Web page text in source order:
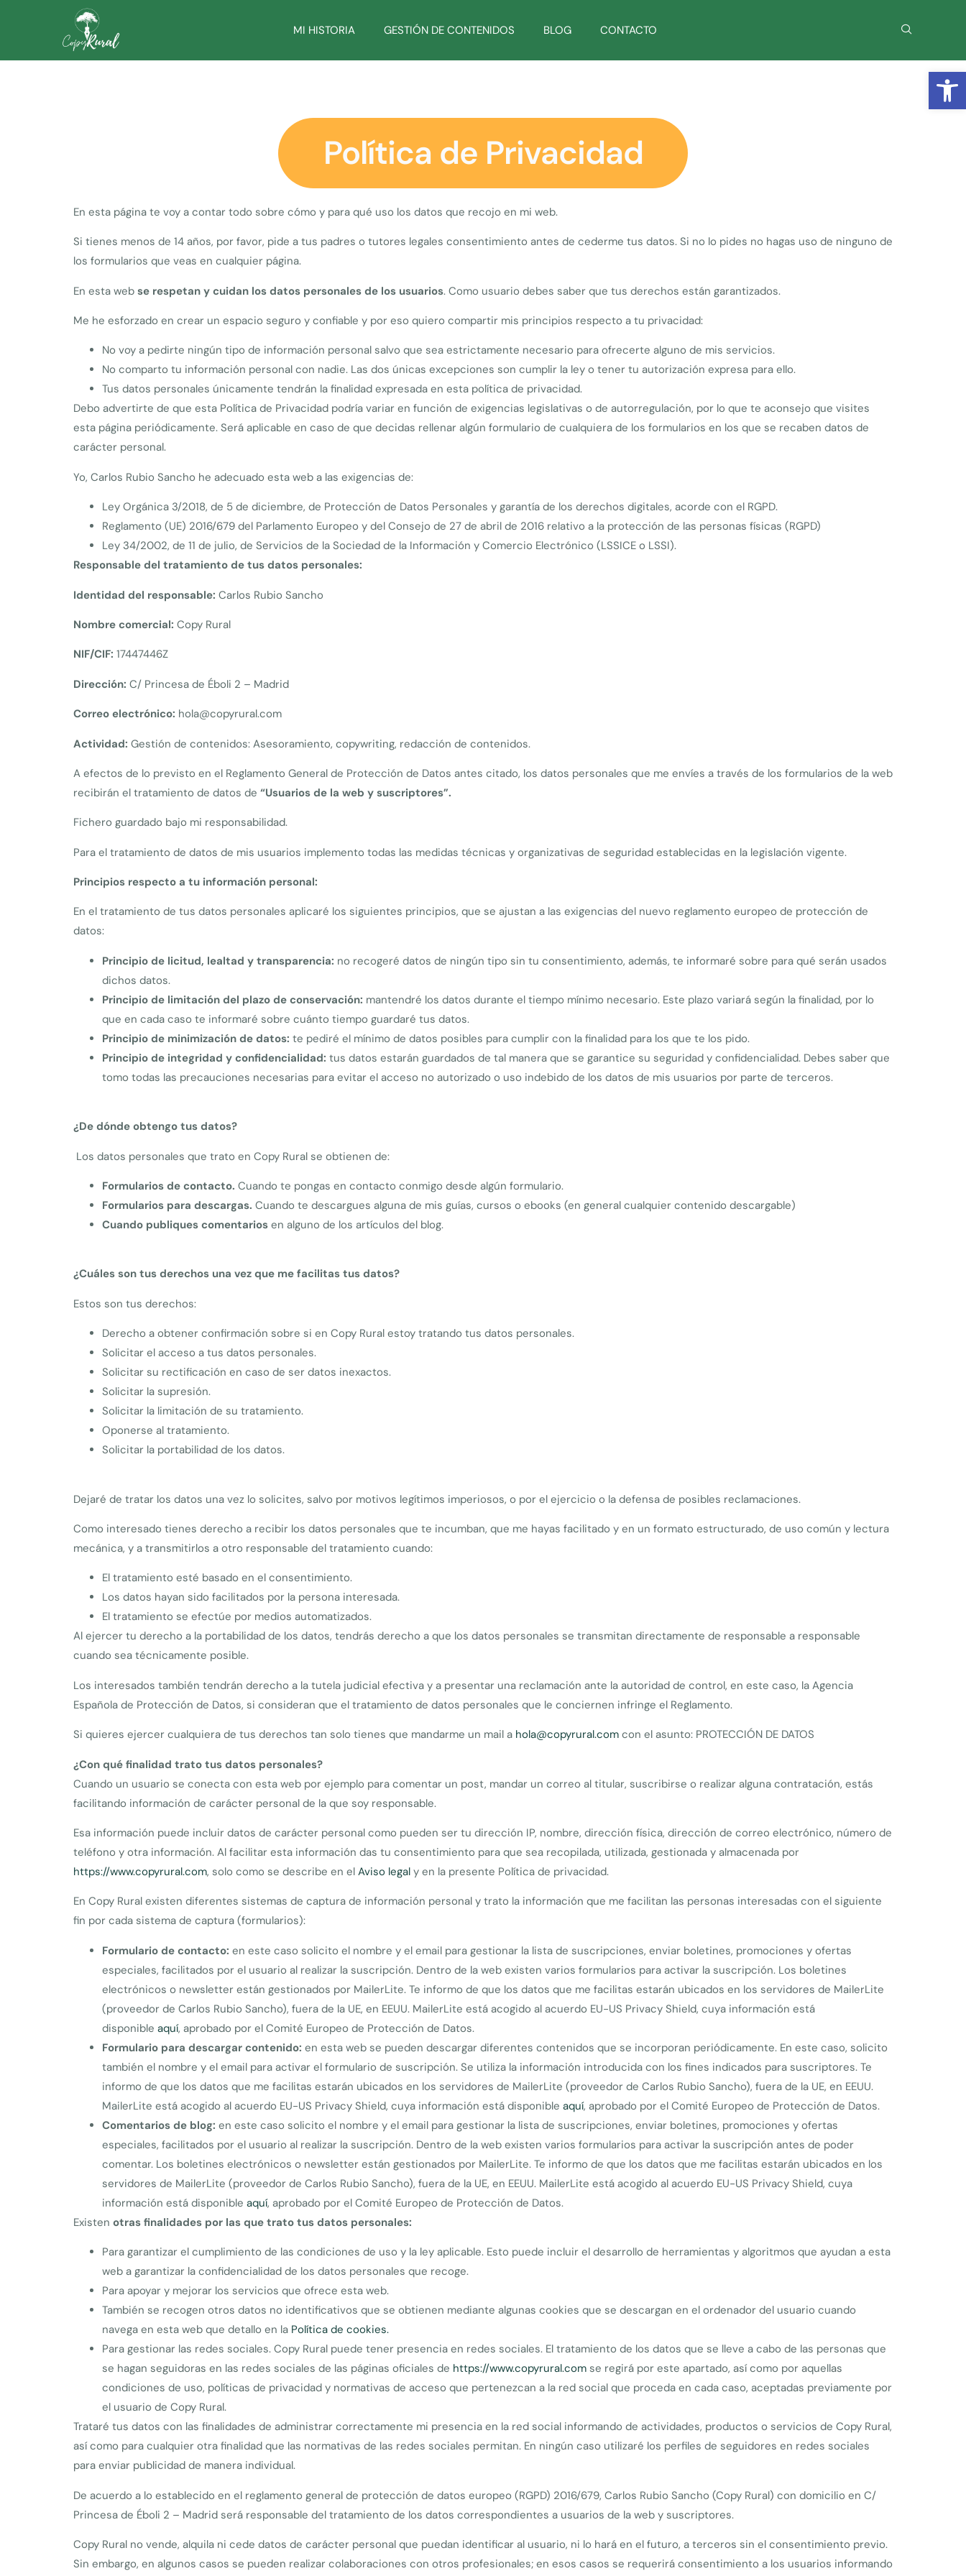
Abrir
MI HISTORIA GESTIÓN DE CONTENIDOS BLOG CONTACTO
Política de Privacidad
En esta página te voy a contar todo sobre cómo y para qué uso los datos que recojo en mi web.
Si tienes menos de 14 años, por favor, pide a tus padres o tutores legales consentimiento antes de cederme tus datos. Si no lo pides no hagas uso de ninguno de
los formularios que veas en cualquier página.
En esta web se respetan y cuidan los datos personales de los usuarios. Como usuario debes saber que tus derechos están garantizados.
Me he esforzado en crear un espacio seguro y confiable y por eso quiero compartir mis principios respecto a tu privacidad:
No voy a pedirte ningún tipo de información personal salvo que sea estrictamente necesario para ofrecerte alguno de mis servicios.
No comparto tu información personal con nadie. Las dos únicas excepciones son cumplir la ley o tener tu autorización expresa para ello.
Tus datos personales únicamente tendrán la finalidad expresada en esta política de privacidad.
Debo advertirte de que esta Política de Privacidad podría variar en función de exigencias legislativas o de autorregulación, por lo que te aconsejo que visites
esta página periódicamente. Será aplicable en caso de que decidas rellenar algún formulario de cualquiera de los formularios en los que se recaben datos de
carácter personal.
Yo, Carlos Rubio Sancho he adecuado esta web a las exigencias de:
Ley Orgánica 3/2018, de 5 de diciembre, de Protección de Datos Personales y garantía de los derechos digitales, acorde con el RGPD.
Reglamento (UE) 2016/679 del Parlamento Europeo y del Consejo de 27 de abril de 2016 relativo a la protección de las personas físicas (RGPD)
Ley 34/2002, de 11 de julio, de Servicios de la Sociedad de la Información y Comercio Electrónico (LSSICE o LSSI).
Responsable del tratamiento de tus datos personales:
Identidad del responsable: Carlos Rubio Sancho
Nombre comercial: Copy Rural
NIF/CIF: 17447446Z
Dirección: C/ Princesa de Éboli 2 – Madrid
Correo electrónico: hola@copyrural.com
Actividad: Gestión de contenidos: Asesoramiento, copywriting, redacción de contenidos.
A efectos de lo previsto en el Reglamento General de Protección de Datos antes citado, los datos personales que me envíes a través de los formularios de la web
recibirán el tratamiento de datos de “Usuarios de la web y suscriptores”.
Fichero guardado bajo mi responsabilidad.
Para el tratamiento de datos de mis usuarios implemento todas las medidas técnicas y organizativas de seguridad establecidas en la legislación vigente.
Principios respecto a tu información personal:
En el tratamiento de tus datos personales aplicaré los siguientes principios, que se ajustan a las exigencias del nuevo reglamento europeo de protección de
datos:
Principio de licitud, lealtad y transparencia: no recogeré datos de ningún tipo sin tu consentimiento, además, te informaré sobre para qué serán usados
dichos datos.
Principio de limitación del plazo de conservación: mantendré los datos durante el tiempo mínimo necesario. Este plazo variará según la finalidad, por lo
que en cada caso te informaré sobre cuánto tiempo guardaré tus datos.
Principio de minimización de datos: te pediré el mínimo de datos posibles para cumplir con la finalidad para los que te los pido.
Principio de integridad y confidencialidad: tus datos estarán guardados de tal manera que se garantice su seguridad y confidencialidad. Debes saber que
tomo todas las precauciones necesarias para evitar el acceso no autorizado o uso indebido de los datos de mis usuarios por parte de terceros.
¿De dónde obtengo tus datos?
Los datos personales que trato en Copy Rural se obtienen de:
Formularios de contacto. Cuando te pongas en contacto conmigo desde algún formulario.
Formularios para descargas. Cuando te descargues alguna de mis guías, cursos o ebooks (en general cualquier contenido descargable)
Cuando publiques comentarios en alguno de los artículos del blog.
¿Cuáles son tus derechos una vez que me facilitas tus datos?
Estos son tus derechos:
Derecho a obtener confirmación sobre si en Copy Rural estoy tratando tus datos personales.
Solicitar el acceso a tus datos personales.
Solicitar su rectificación en caso de ser datos inexactos.
Solicitar la supresión.
Solicitar la limitación de su tratamiento.
Oponerse al tratamiento.
Solicitar la portabilidad de los datos.
Dejaré de tratar los datos una vez lo solicites, salvo por motivos legítimos imperiosos, o por el ejercicio o la defensa de posibles reclamaciones.
Como interesado tienes derecho a recibir los datos personales que te incumban, que me hayas facilitado y en un formato estructurado, de uso común y lectura
mecánica, y a transmitirlos a otro responsable del tratamiento cuando:
El tratamiento esté basado en el consentimiento.
Los datos hayan sido facilitados por la persona interesada.
El tratamiento se efectúe por medios automatizados.
Al ejercer tu derecho a la portabilidad de los datos, tendrás derecho a que los datos personales se transmitan directamente de responsable a responsable
cuando sea técnicamente posible.
Los interesados también tendrán derecho a la tutela judicial efectiva y a presentar una reclamación ante la autoridad de control, en este caso, la Agencia
Española de Protección de Datos, si consideran que el tratamiento de datos personales que le conciernen infringe el Reglamento.
Si quieres ejercer cualquiera de tus derechos tan solo tienes que mandarme un mail a hola@copyrural.com con el asunto: PROTECCIÓN DE DATOS
¿Con qué finalidad trato tus datos personales?
Cuando un usuario se conecta con esta web por ejemplo para comentar un post, mandar un correo al titular, suscribirse o realizar alguna contratación, estás
facilitando información de carácter personal de la que soy responsable.
Esa información puede incluir datos de carácter personal como pueden ser tu dirección IP, nombre, dirección física, dirección de correo electrónico, número de
teléfono y otra información. Al facilitar esta información das tu consentimiento para que sea recopilada, utilizada, gestionada y almacenada por
https://www.copyrural.com, solo como se describe en el Aviso legal y en la presente Política de privacidad.
En Copy Rural existen diferentes sistemas de captura de información personal y trato la información que me facilitan las personas interesadas con el siguiente
fin por cada sistema de captura (formularios):
Formulario de contacto: en este caso solicito el nombre y el email para gestionar la lista de suscripciones, enviar boletines, promociones y ofertas
especiales, facilitados por el usuario al realizar la suscripción. Dentro de la web existen varios formularios para activar la suscripción. Los boletines
electrónicos o newsletter están gestionados por MailerLite. Te informo de que los datos que me facilitas estarán ubicados en los servidores de MailerLite
(proveedor de Carlos Rubio Sancho), fuera de la UE, en EEUU. MailerLite está acogido al acuerdo EU-US Privacy Shield, cuya información está
disponible aquí, aprobado por el Comité Europeo de Protección de Datos.
Formulario para descargar contenido: en esta web se pueden descargar diferentes contenidos que se incorporan periódicamente. En este caso, solicito
también el nombre y el email para activar el formulario de suscripción. Se utiliza la información introducida con los fines indicados para suscriptores. Te
informo de que los datos que me facilitas estarán ubicados en los servidores de MailerLite (proveedor de Carlos Rubio Sancho), fuera de la UE, en EEUU.
MailerLite está acogido al acuerdo EU-US Privacy Shield, cuya información está disponible aquí, aprobado por el Comité Europeo de Protección de Datos.
Comentarios de blog: en este caso solicito el nombre y el email para gestionar la lista de suscripciones, enviar boletines, promociones y ofertas
especiales, facilitados por el usuario al realizar la suscripción. Dentro de la web existen varios formularios para activar la suscripción antes de poder
comentar. Los boletines electrónicos o newsletter están gestionados por MailerLite. Te informo de que los datos que me facilitas estarán ubicados en los
servidores de MailerLite (proveedor de Carlos Rubio Sancho), fuera de la UE, en EEUU. MailerLite está acogido al acuerdo EU-US Privacy Shield, cuya
información está disponible aquí, aprobado por el Comité Europeo de Protección de Datos.
Existen otras finalidades por las que trato tus datos personales:
Para garantizar el cumplimiento de las condiciones de uso y la ley aplicable. Esto puede incluir el desarrollo de herramientas y algoritmos que ayudan a esta
web a garantizar la confidencialidad de los datos personales que recoge.
Para apoyar y mejorar los servicios que ofrece esta web.
También se recogen otros datos no identificativos que se obtienen mediante algunas cookies que se descargan en el ordenador del usuario cuando
navega en esta web que detallo en la Política de cookies.
Para gestionar las redes sociales. Copy Rural puede tener presencia en redes sociales. El tratamiento de los datos que se lleve a cabo de las personas que
se hagan seguidoras en las redes sociales de las páginas oficiales de https://www.copyrural.com se regirá por este apartado, así como por aquellas
condiciones de uso, políticas de privacidad y normativas de acceso que pertenezcan a la red social que proceda en cada caso, aceptadas previamente por
el usuario de Copy Rural.
Trataré tus datos con las finalidades de administrar correctamente mi presencia en la red social informando de actividades, productos o servicios de Copy Rural,
así como para cualquier otra finalidad que las normativas de las redes sociales permitan. En ningún caso utilizaré los perfiles de seguidores en redes sociales
para enviar publicidad de manera individual.
De acuerdo a lo establecido en el reglamento general de protección de datos europeo (RGPD) 2016/679, Carlos Rubio Sancho (Copy Rural) con domicilio en C/
Princesa de Éboli 2 – Madrid será responsable del tratamiento de los datos correspondientes a usuarios de la web y suscriptores.
Copy Rural no vende, alquila ni cede datos de carácter personal que puedan identificar al usuario, ni lo hará en el futuro, a terceros sin el consentimiento previo.
Sin embargo, en algunos casos se pueden realizar colaboraciones con otros profesionales; en esos casos se requerirá consentimiento a los usuarios informando